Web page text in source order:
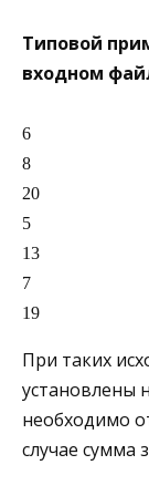
Типовой
входном
6
8
20
5
13
7
При таких
установлены
необходимо
случае сумма